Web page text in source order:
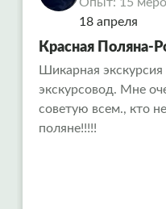
18 апреля
Красная Поляна-
Шикарная
экскурсовод. Мне
советую всем., кто
поляне!!!!!